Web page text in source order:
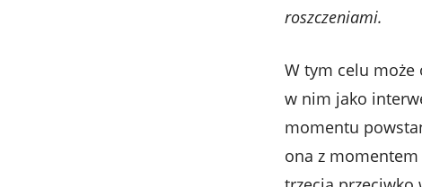
roszczeniami.
W tym celu może
w nim jako
momentu
ona z